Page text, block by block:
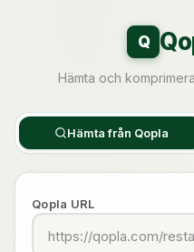
Q
Hämta och
Hämta från Qopla
Qopla URL